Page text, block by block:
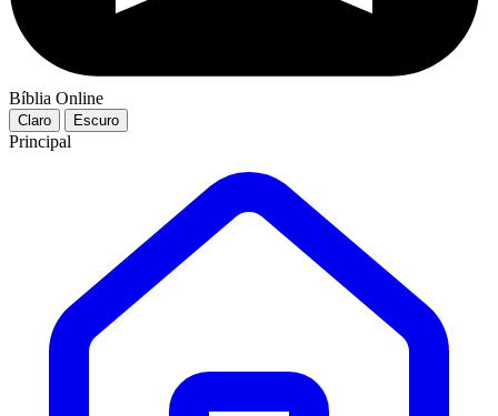
Bíblia Online
Claro Escuro
Principal